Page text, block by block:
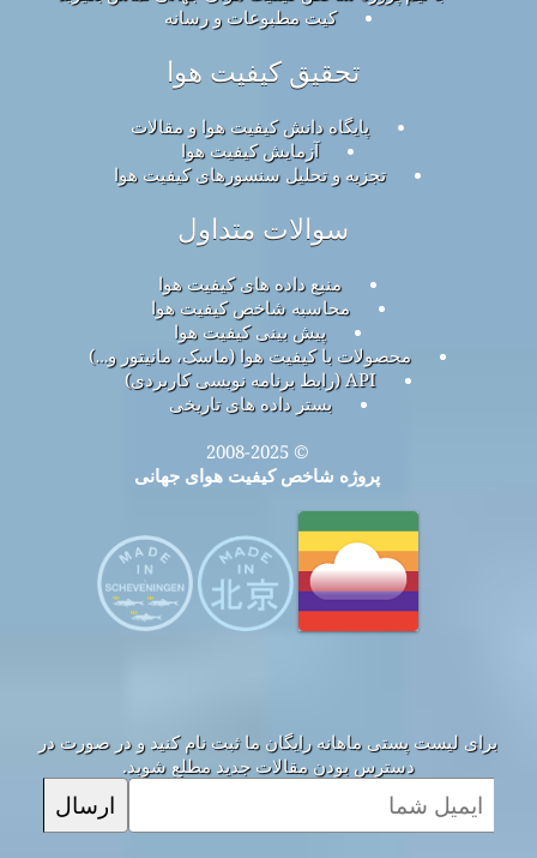
کیت مطبوعات و رسانه
تحقیق کیفیت هوا
پایگاه دانش کیفیت هوا و مقالات
آزمایش کیفیت هوا
تجزیه و تحلیل سنسورهای کیفیت هوا
سوالات متداول
منبع داده های کیفیت هوا
محاسبه شاخص کیفیت هوا
پیش بینی کیفیت هوا
محصولات با کیفیت هوا (ماسک، مانیتور و…)
API (رابط برنامه نویسی کاربردی)
بستر داده های تاریخی
© 2008-2025
پروژه شاخص کیفیت هوای جهانی
برای لیست پستی ماهانه رایگان ما ثبت نام کنید و در صورت در
دسترس بودن مقالات جدید مطلع شوید.
ارسال